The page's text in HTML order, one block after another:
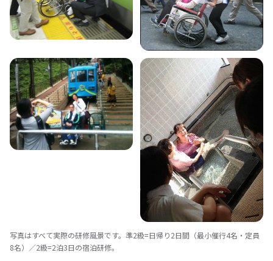
写真はすべて実際の研修風景です。準2級=日帰り2日間（最小催行4名・定員
8名）／2級=2泊3日の宿泊研修。